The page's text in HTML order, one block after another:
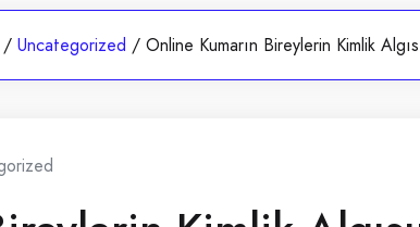
/ Uncategorized / Online Kumarın Bireylerin Kimlik